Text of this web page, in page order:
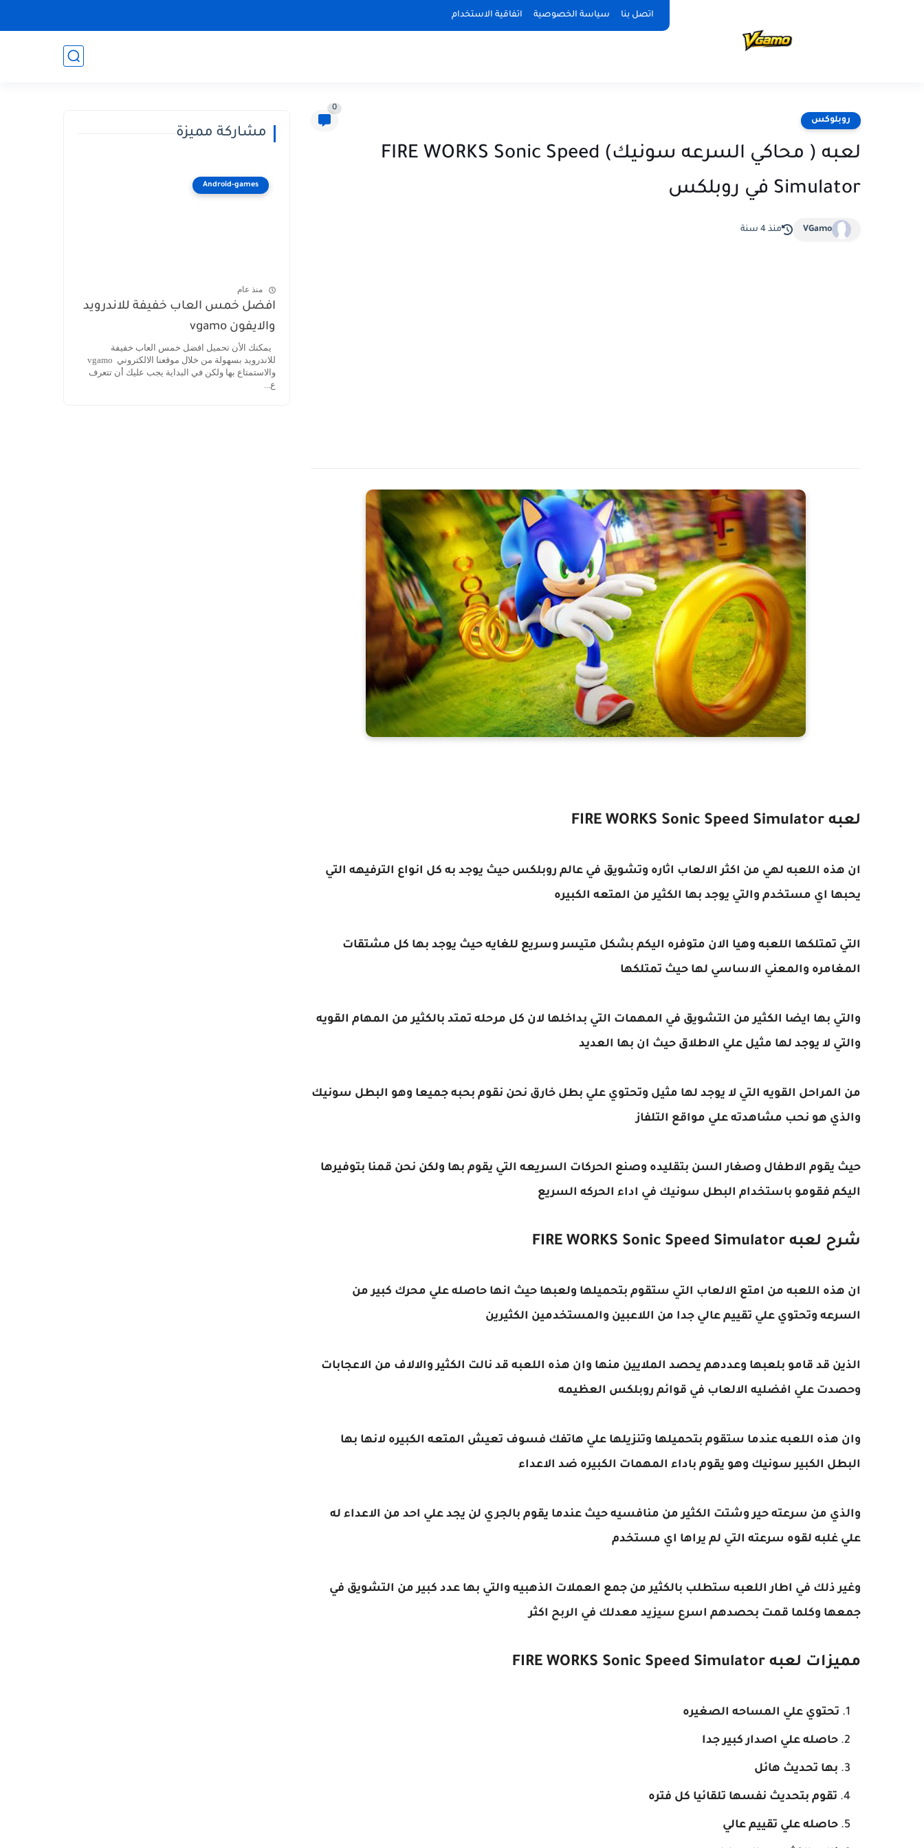
اتصل بنا سياسة الخصوصية اتفاقية الاستخدام
روبلوكس
0
لعبه ( محاكي السرعه سونيك) FIRE WORKS Sonic Speed
Simulator في روبلكس
VGamo منذ 4 سنة
لعبه FIRE WORKS Sonic Speed Simulator
ان هذه اللعبه لهي من اكثر الالعاب اثاره وتشويق في عالم روبلكس حيث يوجد به كل انواع الترفيهه التي
يحبها اي مستخدم والتي يوجد بها الكثير من المتعه الكبيره
التي تمتلكها اللعبه وهيا الان متوفره اليكم بشكل متيسر وسريع للغايه حيث يوجد بها كل مشتقات
المغامره والمعني الاساسي لها حيث تمتلكها
والتي بها ايضا الكثير من التشويق في المهمات التي بداخلها لان كل مرحله تمتد بالكثير من المهام القويه
والتي لا يوجد لها مثيل علي الاطلاق حيث ان بها العديد
من المراحل القويه التي لا يوجد لها مثيل وتحتوي علي بطل خارق نحن نقوم بحبه جميعا وهو البطل سونيك
والذي هو نحب مشاهدته علي مواقع التلفاز
حيث يقوم الاطفال وصغار السن بتقليده وصنع الحركات السريعه التي يقوم بها ولكن نحن قمنا بتوفيرها
اليكم فقومو باستخدام البطل سونيك في اداء الحركه السريع
شرح لعبه FIRE WORKS Sonic Speed Simulator
ان هذه اللعبه من امتع الالعاب التي ستقوم بتحميلها ولعبها حيث انها حاصله علي محرك كبير من
السرعه وتحتوي علي تقييم عالي جدا من اللاعبين والمستخدمين الكثيرين
الذين قد قامو بلعبها وعددهم يحصد الملايين منها وان هذه اللعبه قد نالت الكثير والالاف من الاعجابات
وحصدت علي افضليه الالعاب في قوائم روبلكس العظيمه
وان هذه اللعبه عندما ستقوم بتحميلها وتنزيلها علي هاتفك فسوف تعيش المتعه الكبيره لانها بها
البطل الكبير سونيك وهو يقوم باداء المهمات الكبيره ضد الاعداء
والذي من سرعته حير وشتت الكثير من منافسيه حيث عندما يقوم بالجري لن يجد علي احد من الاعداء له
علي غلبه لقوه سرعته التي لم يراها اي مستخدم
وغير ذلك في اطار اللعبه ستطلب بالكثير من جمع العملات الذهبيه والتي بها عدد كبير من التشويق في
جمعها وكلما قمت بحصدهم اسرع سيزيد معدلك في الربح اكثر
مميزات لعبه FIRE WORKS Sonic Speed Simulator
تحتوي علي المساحه الصغيره
حاصله علي اصدار كبير جدا
بها تحديث هائل
تقوم بتحديث نفسها تلقائيا كل فتره
حاصله علي تقييم عالي
مشاركة مميزة
Android-games
منذ عام
افضل خمس العاب خفيفة للاندرويد
والايفون vgamo
يمكنك الأن تحميل افضل خمس العاب خفيفة
للاندرويد بسهولة من خلال موقعنا الالكتروني vgamo
والاستمتاع بها ولكن في البداية يجب عليك أن تتعرف
ع...